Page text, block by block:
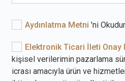
Aydınlatma Metni 'ni
Elektronik Ticari İleti Onay
kişisel verilerimin pazarlama
icrası amacıyla ürün ve